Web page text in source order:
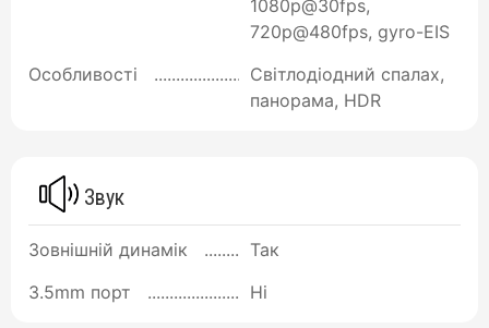
1080p@30fps,
720p@480fps, gyro-EIS
Особливості
Світлодіодний спалах,
панорама, HDR
Звук
Зовнішній динамік
Так
3.5mm порт
Ні